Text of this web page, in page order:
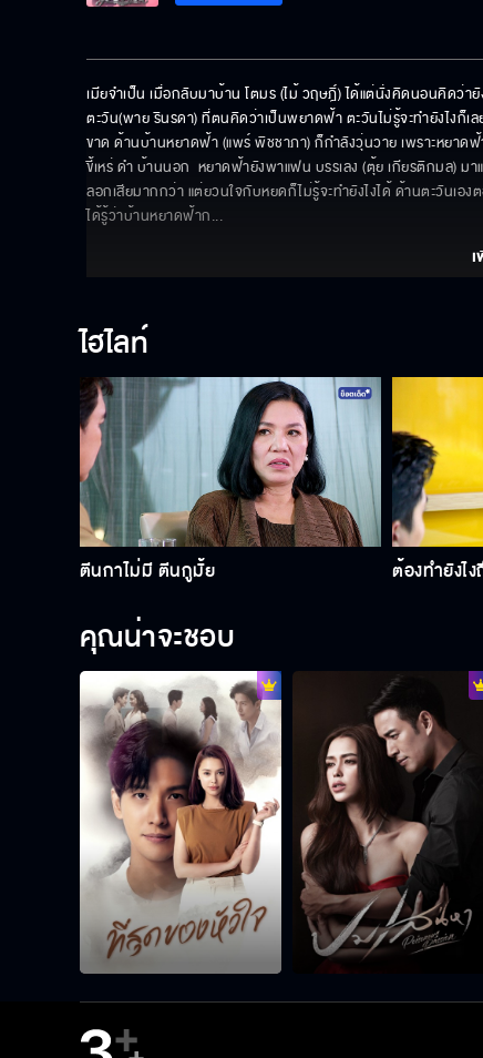
เมียจำเป็น เมื่อกลับมาบ้าน โตมร (ไม้ วฤษฎิ์) ได้แต่นั่งคิดนอนคิดว่า
ตะวัน(พาย รินรดา) ที่ตนคิดว่าเป็นพยาดฟ้า ตะวันไม่รู้จะทำยังไงก็เล
ขาด ด้านบ้านหยาดฟ้า (แพร์ พิชชาภา) ก็กำลังวุ่นวาย เพราะหยาด
ขี้เหร่ ดำ บ้านนอก  หยาดฟ้ายังพาแฟน บรรเลง (ตุ้ย เกียรติกมล) ม
ลอกเสียมากกว่า แต่ยวนใจกับหยดก็ไม่รู้จะทำยังไงได้ ด้านตะวันเอ
ได้รู้ว่าบ้านหยาดฟ้าก...
ไฮไลท์
ตีนกาไม่มี ตีนกูมั้ย ต้องทำยังไง
คุณน่าจะชอบ